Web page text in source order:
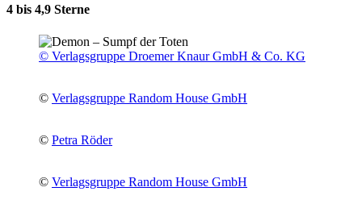
4 bis 4,9 Sterne
© Verlagsgruppe Droemer Knaur GmbH & Co. KG
© Verlagsgruppe Random House GmbH
© Petra Röder
© Verlagsgruppe Random House GmbH